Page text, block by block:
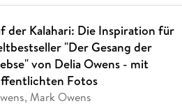
der Kalahari: Die Inspiration für
"Der Gesang der
von Delia Owens - mit
Fotos
Mark Owens